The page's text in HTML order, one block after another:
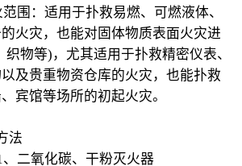
围：适用于扑救易燃、可燃液体、
火灾，也能对固体物质表面火灾进
物等)，尤其适用于扑救精密仪表、
及贵重物资仓库的火灾，也能扑救
宾馆等场所的初起火灾。
法
二氧化碳、干粉灭火器